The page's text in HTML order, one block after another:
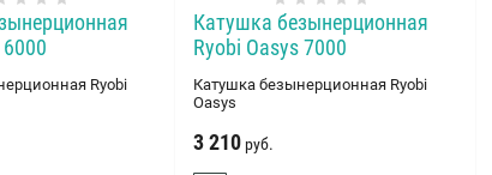
Ryobi
Катушка безынерционная
Ryobi Oasys 7000
Катушка безынерционная Ryobi
Oasys
3 210 руб.